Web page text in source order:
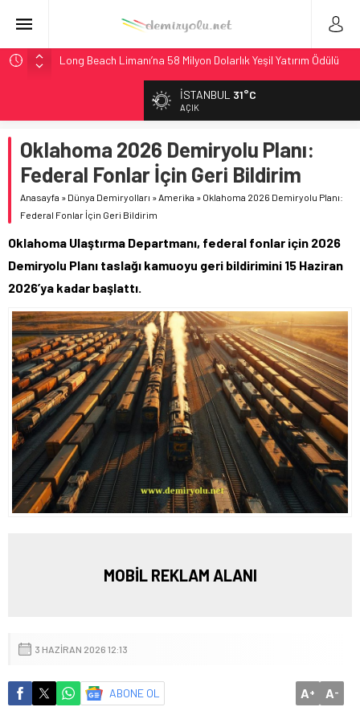
Long Beach Limanı’na 58 Milyon Dolarlık Yeşil Yatırım Ödülü
Madrid 6. Hat 2027’de Sürücüsüz: Kapasite %70 Artacak
Laing O’Rourke, 17,2 Milyar Sterlinlik Siparişle Tesis
Büyütüyor
İtalya’dan Yeni Otomotiv Demiryolu: 4.800 Ton CO2
Tasarrufu
AAR, MIT ve Berkeley Dahil 4 Üniversiteyle Araştırma
Konsorsiyumu Başlattı
İSTANBUL 31°C
AÇIK
Oklahoma 2026 Demiryolu Planı:
Federal Fonlar İçin Geri Bildirim
Anasayfa » Dünya Demiryolları »Amerika » Oklahoma 2026 Demiryolu Planı:
Federal Fonlar İçin Geri Bildirim
Oklahoma Ulaştırma Departmanı, federal fonlar için 2026
Demiryolu Planı taslağı kamuoyu geri bildirimini 15 Haziran
2026’ya kadar başlattı.
MOBİL REKLAM ALANI
3 HAZIRAN 2026 12:13
ABONE OL A+ A-